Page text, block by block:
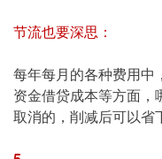
节流也要深思：
每年每月的各种费用中
资金借贷成本等方面，
取消的，削减后可以省